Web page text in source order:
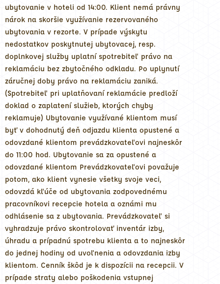
ubytovanie v hoteli od 14:00. Klient nemá právny
nárok na skoršie využívanie rezervovaného
ubytovania v rezorte. V prípade výskytu
nedostatkov poskytnutej ubytovacej, resp.
doplnkovej služby uplatní spotrebiteľ právo na
reklamáciu bez zbytočného odkladu. Po uplynutí
záručnej doby právo na reklamáciu zaniká.
(Spotrebiteľ pri uplatňovaní reklamácie predloží
doklad o zaplatení služieb, ktorých chyby
reklamuje) Ubytovanie využívané klientom musí
byť v dohodnutý deň odjazdu klienta opustené a
odovzdané klientom prevádzkovateľovi najneskôr
do 11:00 hod. Ubytovanie sa za opustené a
odovzdané klientom Prevádzkovateľovi považuje
potom, ako klient vynesie všetky svoje veci,
odovzdá kľúče od ubytovania zodpovednému
pracovníkovi recepcie hotela a oznámi mu
odhlásenie sa z ubytovania. Prevádzkovateľ si
vyhradzuje právo skontrolovať inventár izby,
úhradu a prípadnú spotrebu klienta a to najneskôr
do jednej hodiny od uvoľnenia a odovzdania izby
klientom. Cenník škôd je k dispozícii na recepcii. V
prípade straty alebo poškodenia vstupnej